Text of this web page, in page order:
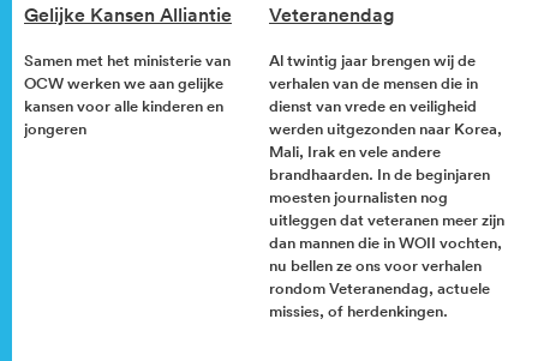
Gelijke Kansen Alliantie
Samen met het ministerie van
OCW werken we aan gelijke
kansen voor alle kinderen en
jongeren
Veteranendag
Al twintig jaar brengen wij de
verhalen van de mensen die in
dienst van vrede en veiligheid
werden uitgezonden naar Korea,
Mali, Irak en vele andere
brandhaarden. In de beginjaren
moesten journalisten nog
uitleggen dat veteranen meer zijn
dan mannen die in WOII vochten,
nu bellen ze ons voor verhalen
rondom Veteranendag, actuele
missies, of herdenkingen.